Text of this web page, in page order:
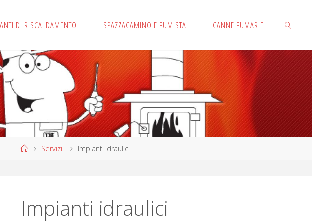
DI RISCALDAMENTO SPAZZACAMINO E FUMISTA CANNE FUMARIE
CERCA
HomeServizi Impianti idraulici
Impianti idraulici